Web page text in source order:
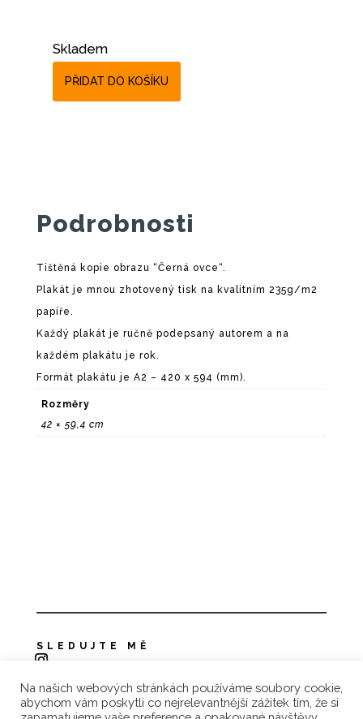
Skladem
PŘIDAT DO KOŠÍKU
Podrobnosti
Tištěná kopie obrazu “Černá ovce“.
Plakát je mnou zhotovený tisk na kvalitním 235g/m2
papíře.
Každý plakát je ručně podepsaný autorem a na
každém plakátu je rok.
Formát plakátu je A2 – 420 x 594 (mm).
Rozměry
42 × 59,4 cm
SLEDUJTE MĚ
Zásady ochrany osobních údajů
Na našich webových stránkách používáme soubory cookie,
abychom vám poskytli co nejrelevantnější zážitek tím, že si